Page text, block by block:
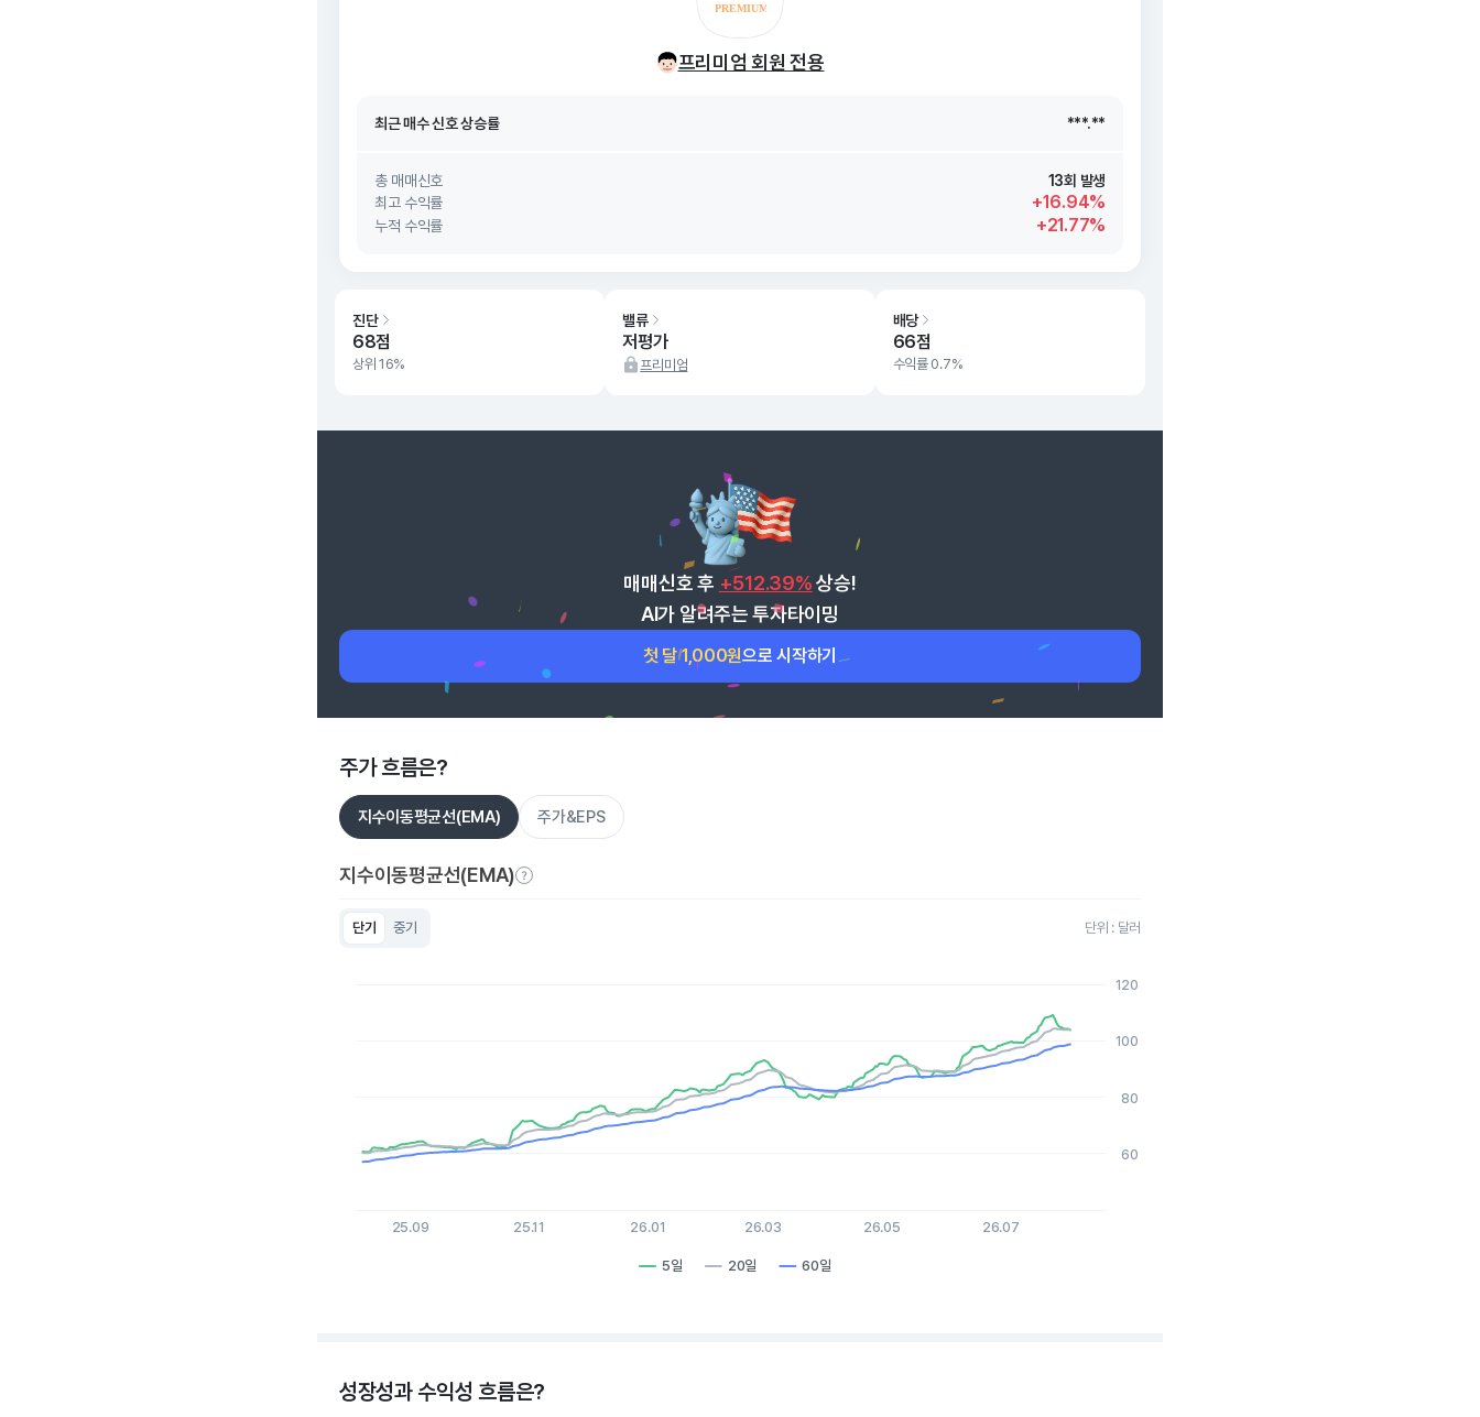
프리미엄 회원 전용
최근 매수 신호26. 08/08 ***.**
총 매매신호
13회 발생
최고 수익률
+16.94%
누적 수익률 +21.77%
진단
68점
상위 16%
밸류
저평가
프리미엄
배당
66점
수익률 0.7%
매매신호 후 +512.39% 상승!
AI가 알려주는 투자타이밍
첫 달 1,000원으로 시작하기
주가 흐름은?
지수이동평균선(EMA) 주가&EPS
지수이동평균선(EMA)
단기 중기 단위 : 달러
The chart has 1 X axis displaying Time. Data ranges from 2025-08-07 15:00:00 to 2026-08-05 15:00:00.
5일 20일 60일
25.09 25.11 26.01 26.03 26.05 26.07
60
80
100
120
성장성과 수익성 흐름은?